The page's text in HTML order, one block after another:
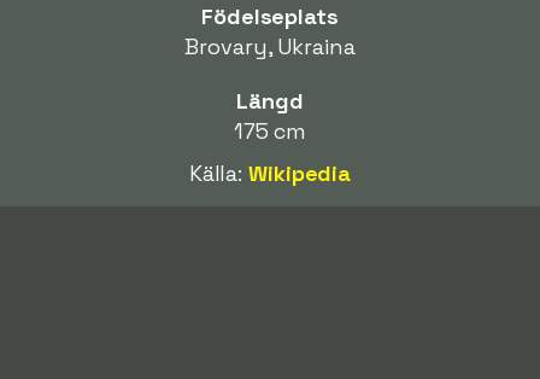
Födelseplats
Brovary, Ukraina
Längd
175 cm
Källa:Wikipedia